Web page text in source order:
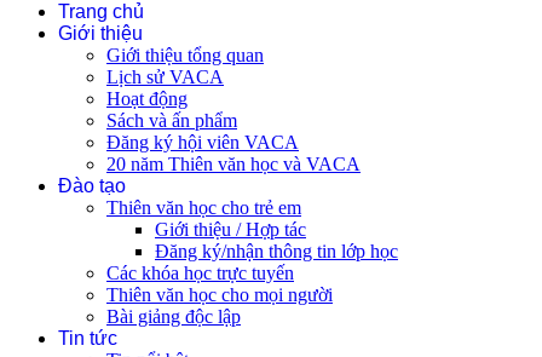
Trang chủ
Giới thiệu
Giới thiệu tổng quan
Lịch sử VACA
Hoạt động
Sách và ấn phẩm
Đăng ký hội viên VACA
20 năm Thiên văn học và VACA
Đào tạo
Thiên văn học cho trẻ em
Giới thiệu / Hợp tác
Đăng ký/nhận thông tin lớp học
Các khóa học trực tuyến
Thiên văn học cho mọi người
Bài giảng độc lập
Tin tức